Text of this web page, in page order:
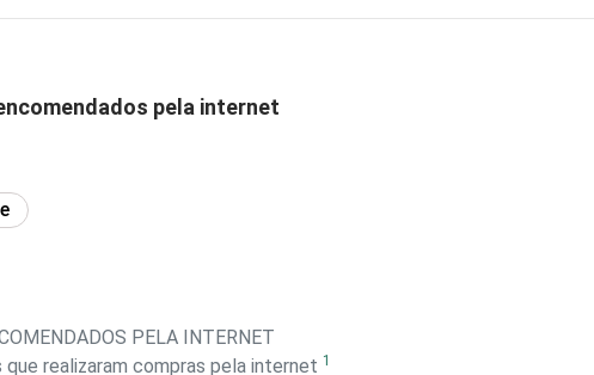
pela internet
PELA INTERNET
realizaram compras pela internet 1